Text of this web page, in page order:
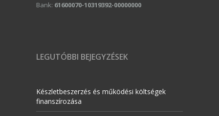
Bank: 61600070-10319392-00000000
LEGUTÓBBI BEJEGYZÉSEK
Készletbeszerzés és működési költségek
finanszírozása